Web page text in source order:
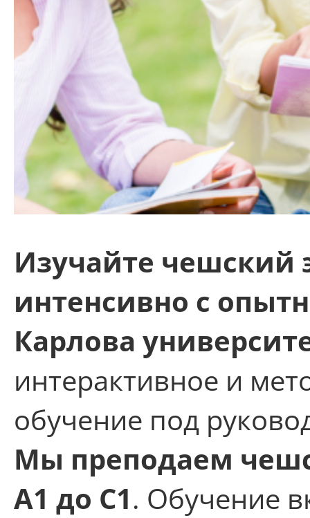
Изучайте чешский
интенсивно с
Карлова
интерактивное и
обучение под
Мы преподаем
A1 до C1. Обучение